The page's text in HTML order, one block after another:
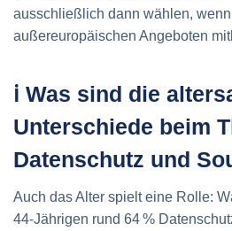
ausschließlich dann wählen,
außereuropäischen Angeboten
ℹ️ Was sind die
Unterschiede beim
Datenschutz und
Auch das Alter spielt eine Rolle:
44‑Jährigen rund 64 %